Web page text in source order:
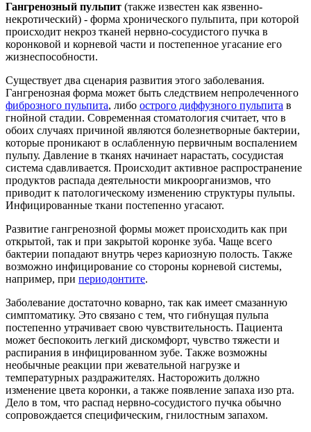
клиники
Гангренозный пульпит (также известен как язвенно-
некротический) - форма хронического пульпита, при которой
происходит некроз тканей нервно-сосудистого пучка в
коронковой и корневой части и постепенное угасание его
жизнеспособности.
Существует два сценария развития этого заболевания.
Гангренозная форма может быть следствием непролеченного
фиброзного пульпита, либо острого диффузного пульпита в
гнойной стадии. Современная стоматология считает, что в
обоих случаях причиной являются болезнетворные бактерии,
которые проникают в ослабленную первичным воспалением
пульпу. Давление в тканях начинает нарастать, сосудистая
система сдавливается. Происходит активное распространение
продуктов распада деятельности микроорганизмов, что
приводит к патологическому изменению структуры пульпы.
Инфицированные ткани постепенно угасают.
Развитие гангренозной формы может происходить как при
открытой, так и при закрытой коронке зуба. Чаще всего
бактерии попадают внутрь через кариозную полость. Также
возможно инфицирование со стороны корневой системы,
например, при периодонтите.
Заболевание достаточно коварно, так как имеет смазанную
симптоматику. Это связано с тем, что гибнущая пульпа
постепенно утрачивает свою чувствительность. Пациента
может беспокоить легкий дискомфорт, чувство тяжести и
распирания в инфицированном зубе. Также возможны
необычные реакции при жевательной нагрузке и
температурных раздражителях. Насторожить должно
изменение цвета коронки, а также появление запаха изо рта.
Дело в том, что распад нервно-сосудистого пучка обычно
сопровождается специфическим, гнилостным запахом.